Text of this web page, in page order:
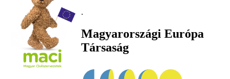
.
Magyarországi Európa
Társaság